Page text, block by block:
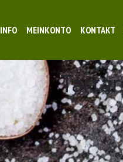
INFO MEINKONTO KONTAKT